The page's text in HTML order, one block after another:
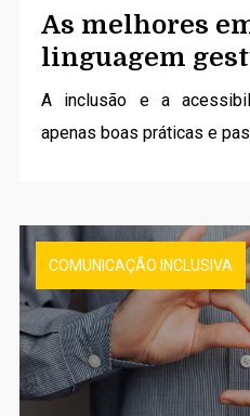
As melhores
linguagem
A inclusão e a
apenas boas práticas e
COMUNICAÇÃO INCLUSIVA